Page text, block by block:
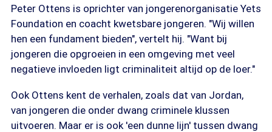
Peter Ottens is oprichter van jongerenorganisatie Yets
Foundation en coacht kwetsbare jongeren. "Wij willen
hen een fundament bieden", vertelt hij. "Want bij
jongeren die opgroeien in een omgeving met veel
negatieve invloeden ligt criminaliteit altijd op de loer."
Ook Ottens kent de verhalen, zoals dat van Jordan,
van jongeren die onder dwang criminele klussen
uitvoeren. Maar er is ook 'een dunne lijn' tussen dwang